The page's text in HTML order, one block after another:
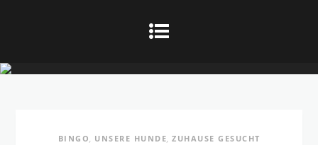
BINGO UNSERE HUNDE ZUHAUSE GESUCHT